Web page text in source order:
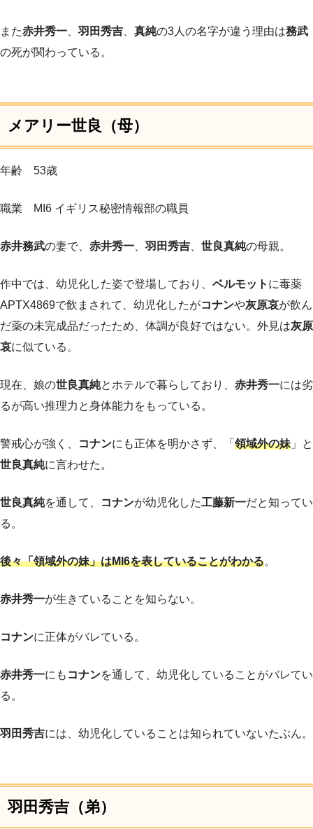
また赤井秀一 羽田秀吉 真純の3人の名字が違う理由は務武
の死が関わっている。
メアリー世良（母）
年齢 53歳
職業 MI6 イギリス秘密情報部の職員
赤井務武の妻で、 赤井秀一 羽田秀吉 世良真純の母親。
作中では、幼児化した姿で登場しており、 ベルモット に毒薬
APTX4869で飲まされて、幼児化したがコナンや灰原哀が飲ん
だ薬の未完成品だったため、体調が良好ではない。外見は灰原
哀に似ている。
現在、娘の世良真純とホテルで暮らしており、 赤井秀一には劣
るが高い推理力と身体能力をもっている。
警戒心が強く、 コナンにも正体を明かさず、「 領域外の妹 」と
世良真純に言わせた。
世良真純を通して、 コナンが幼児化した工藤新一だと知ってい
る。
後々「領域外の妹」はMI6を表していることがわかる。
赤井秀一が生きていることを知らない。
コナンに正体がバレている。
赤井秀一にも コナンを通して、幼児化していることがバレてい
る。
羽田秀吉には、幼児化していることは知られていないたぶん。
羽田秀吉（弟）